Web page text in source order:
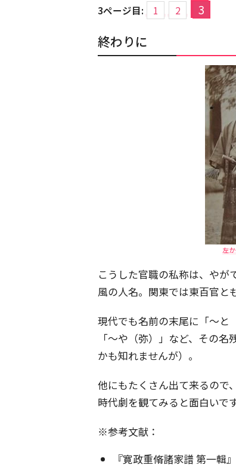
3ページ目: 1 2 3
終わりに
左
こうした官職の私称は、やが
風の人名。関東では東百官と
現代でも名前の末尾に「～と
「～や（弥）」など、その
かも知れませんが）。
他にもたくさん出て来るので
時代劇を観てみると面白いで
※参考文献：
『寛政重脩諸家譜 第一輯